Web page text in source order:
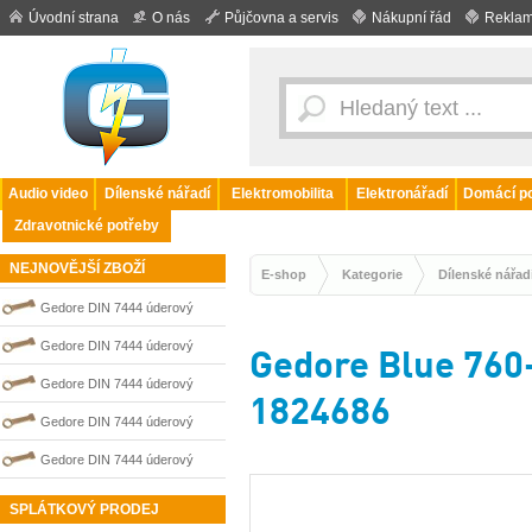
Úvodní strana O nás Půjčovna a servis Nákupní řád
Audio video Dílenské nářadí Elektromobilita Elektronářadí
Domácí
Zdravotnické potřeby
NEJNOVĚJŠÍ ZBOŽÍ
Gedore DIN 7444 úderový
nejiskřivý plochý (palcový) klíč
0100204S
Gedore DIN 7444 úderový
nejiskřivý plochý (palcový) klíč
0100202S
Gedore DIN 7444 úderový
nejiskřivý plochý (palcový) klíč
0100206S
Gedore DIN 7444 úderový
nejiskřivý plochý (palcový) klíč
0100208S
Gedore DIN 7444 úderový
nejiskřivý plochý (palcový) klíč
SPLÁTKOVÝ PRODEJ
E-shop Kategorie Dílenské
Gedore Blue
1824686